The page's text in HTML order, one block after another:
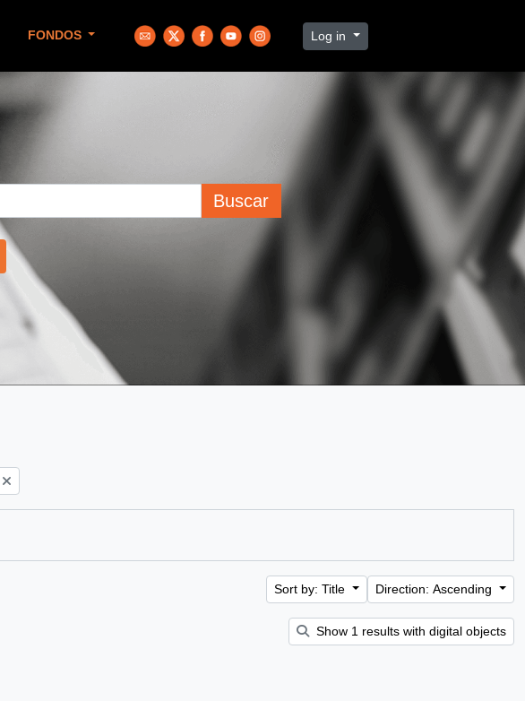
FONDOS Log in
Buscar
Sort by: Title Direction: Ascending
Show 1 results with digital objects